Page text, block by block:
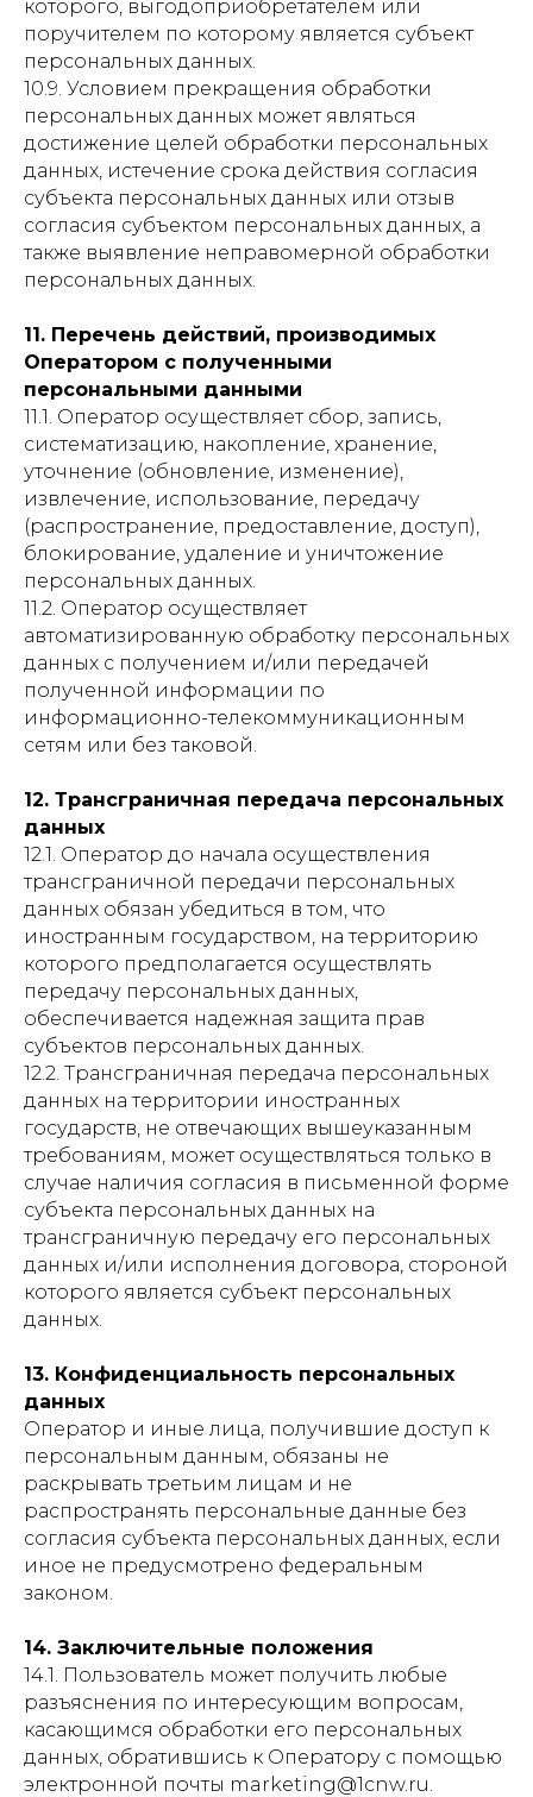
которого, выгодоприобретателем или
поручителем по которому является субъект
персональных данных.
10.9. Условием прекращения обработки
персональных данных может являться
достижение целей обработки персональных
данных, истечение срока действия согласия
субъекта персональных данных или отзыв
согласия субъектом персональных данных, а
также выявление неправомерной обработки
персональных данных.
11. Перечень действий, производимых
Оператором с полученными
персональными данными
11.1. Оператор осуществляет сбор, запись,
систематизацию, накопление, хранение,
уточнение (обновление, изменение),
извлечение, использование, передачу
(распространение, предоставление, доступ),
блокирование, удаление и уничтожение
персональных данных.
11.2. Оператор осуществляет
автоматизированную обработку персональных
данных с получением и/или передачей
полученной информации по
информационно-телекоммуникационным
сетям или без таковой.
12. Трансграничная передача персональных
данных
12.1. Оператор до начала осуществления
трансграничной передачи персональных
данных обязан убедиться в том, что
иностранным государством, на территорию
которого предполагается осуществлять
передачу персональных данных,
обеспечивается надежная защита прав
субъектов персональных данных.
12.2. Трансграничная передача персональных
данных на территории иностранных
государств, не отвечающих вышеуказанным
требованиям, может осуществляться только в
случае наличия согласия в письменной форме
субъекта персональных данных на
трансграничную передачу его персональных
данных и/или исполнения договора, стороной
которого является субъект персональных
данных.
13. Конфиденциальность персональных
данных
Оператор и иные лица, получившие доступ к
персональным данным, обязаны не
раскрывать третьим лицам и не
распространять персональные данные без
согласия субъекта персональных данных, если
иное не предусмотрено федеральным
законом.
14. Заключительные положения
14.1. Пользователь может получить любые
разъяснения по интересующим вопросам,
касающимся обработки его персональных
данных, обратившись к Оператору с помощью
электронной почты marketing@1cnw.ru.